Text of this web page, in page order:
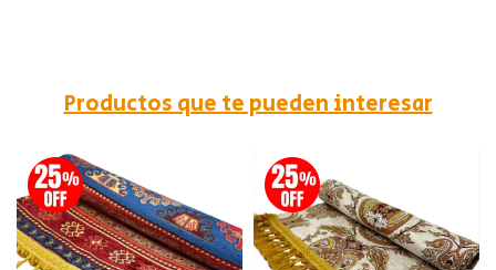
Productos que te pueden interesar